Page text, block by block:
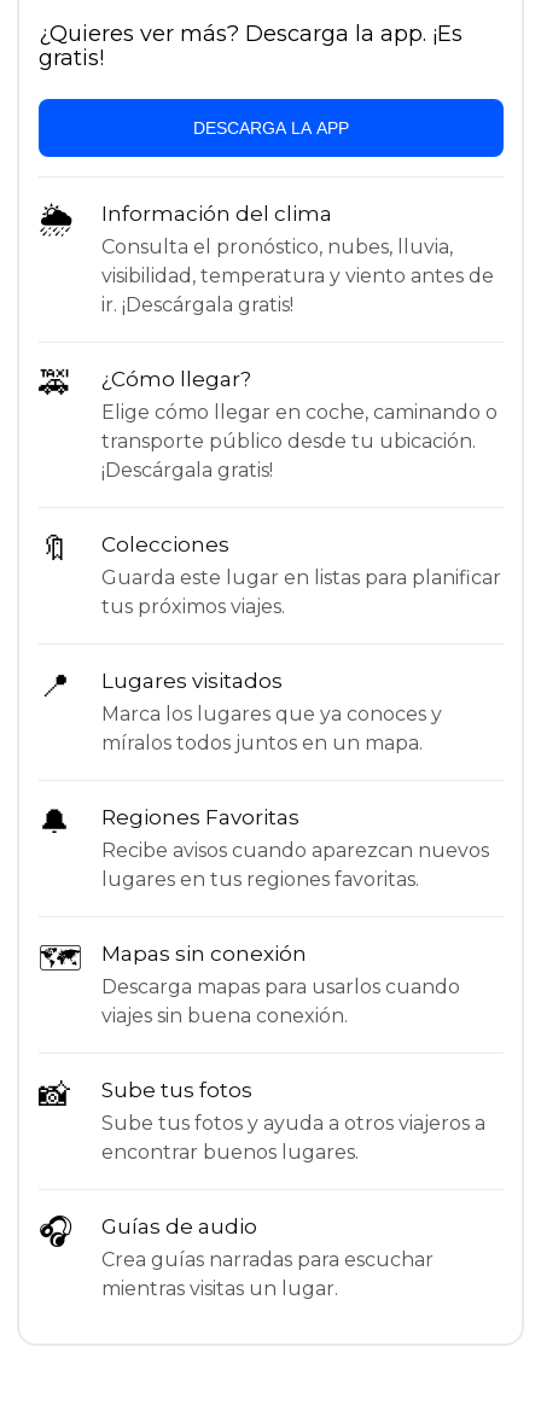
¿Quieres ver más? Descarga la app. ¡Es
gratis!
DESCARGA LA APP
🌦 Información del clima
Consulta el pronóstico, nubes, lluvia,
visibilidad, temperatura y viento antes de
ir. ¡Descárgala gratis!
🚕 ¿Cómo llegar?
Elige cómo llegar en coche, caminando o
transporte público desde tu ubicación.
¡Descárgala gratis!
🔖 Colecciones
Guarda este lugar en listas para planificar
tus próximos viajes.
📍 Lugares visitados
Marca los lugares que ya conoces y
míralos todos juntos en un mapa.
🔔 Regiones Favoritas
Recibe avisos cuando aparezcan nuevos
lugares en tus regiones favoritas.
🗺 Mapas sin conexión
Descarga mapas para usarlos cuando
viajes sin buena conexión.
📸 Sube tus fotos
Sube tus fotos y ayuda a otros viajeros a
encontrar buenos lugares.
🎧 Guías de audio
Crea guías narradas para escuchar
mientras visitas un lugar.